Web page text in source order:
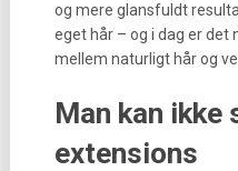
og mere glansfuldt
eget hår – og i dag er
mellem naturligt hår og
Man kan
extensions